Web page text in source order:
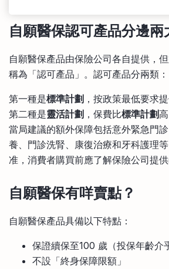
自願醫保認可產品分邊兩
自願醫保產品由保險公司各自提供，
稱為「認可產品」。認可產品分兩類：
第一種是標準計劃 ，按政策最低要求
第二種是靈活計劃 ，保費比標準計劃
當局建議的額外保障包括意外緊急門
養、門診洗腎、康復治療和牙科護理
准，消費者購買前應了解保險公司提供
自願醫保有咩賣點？
自願醫保產品具備以下特點：
保證續保至100 歲（投保年齡介
不設「終身保障限額」